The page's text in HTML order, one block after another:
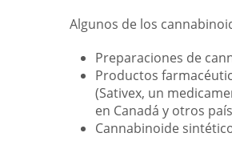
Algunos de los
Preparaciones de
Productos
(Sativex, un
en Canadá y otros
Cannabinoide